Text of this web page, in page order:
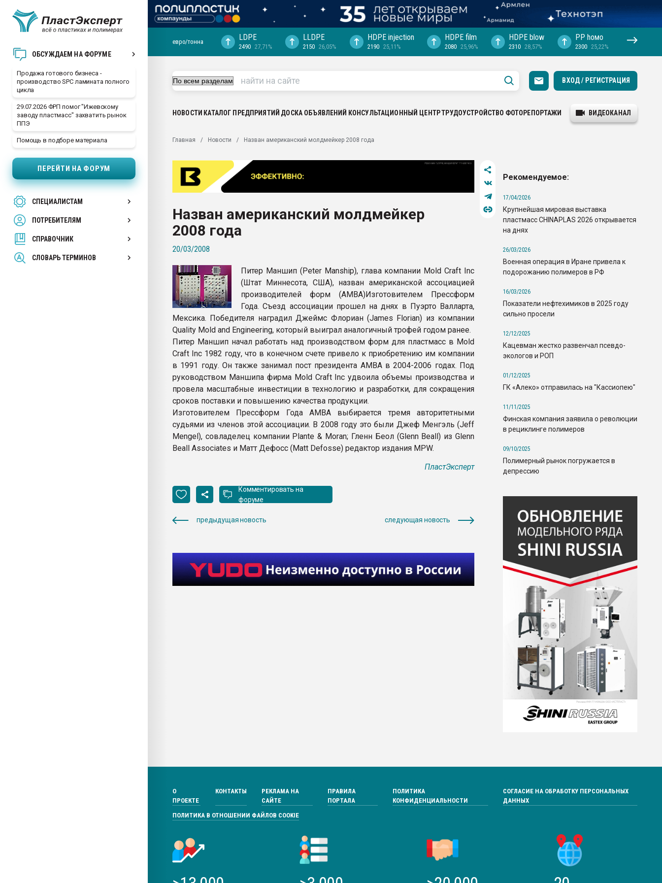
ОБСУЖДАЕМ НА ФОРУМЕ
Продажа готового бизнеса -
производство SPC ламината полного
цикла
29.07.2026 ФРП помог "Ижевскому
заводу пластмасс" захватить рынок
ППЭ
Помощь в подборе материала
ПЕРЕЙТИ НА ФОРУМ
СПЕЦИАЛИСТАМ
ПОТРЕБИТЕЛЯМ
СПРАВОЧНИК
СЛОВАРЬ ТЕРМИНОВ
28.07.2026 "Технониколь" довольна
Всё, что касается выдува ПЭТ
Материал поверхности пуансона для
Продам отходы Композиция
поликарбоната и АБС-пластика
Armaloy PC/ABS-1IM черный цвет
Профильная литература. Продажа,
покупка, обмен
евро/тонна LDPE
2490 27,71%
LLDPE
2150 26,05%
HDPE injection
2190 25,11%
HDPE film
2080 25,96%
HDPE blow
2310 28,57%
PP hомо
2300 25,22%
ВХОД / РЕГИСТРАЦИЯ
НОВОСТИ КАТАЛОГ ПРЕДПРИЯТИЙ ДОСКА ОБЪЯВЛЕНИЙ КОНСУЛЬТАЦИОННЫЙ ЦЕНТРТРУДОУСТРОЙСТВО ФОТОРЕПОРТАЖИ ВИДЕОКАНАЛ
Главная Новости Назван американский молдмейкер 2008 года
Назван американский молдмейкер
2008 года
20/03/2008
Питер Маншип (Peter Manship), глава компании Mold Craft Inc
(Штат Миннесота, США), назван американской ассоциацией
производителей форм (AMBA)Изготовителем Прессформ
Года. Съезд ассоциации прошел на днях в Пуэрто Валларта,
Мексика. Победителя наградил Джеймс Флориан (James Florian) из компании
Quality Mold and Engineering, который выиграл аналогичный трофей годом ранее.
Питер Маншип начал работать над производством форм для пластмасс в Mold
Craft Inc 1982 году, что в конечном счете привело к приобретению им компании
в 1991 году. Он также занимал пост президента AMBA в 2004-2006 годах. Под
руководством Маншипа фирма Mold Craft Inc удвоила объемы производства и
провела масштабные инвестиции в технологию и разработки, для сокращения
сроков поставки и повышению качества продукции.
Изготовителем Прессформ Года AMBA выбирается тремя авторитетными
судьями из членов этой ассоциации. В 2008 году это были Джеф Менгэль (Jeff
Mengel), совладелец компании Plante & Moran; Гленн Беол (Glenn Beall) из Glenn
Beall Associates и Матт Дефосс (Matt Defosse) редактор издания MPW.
ПластЭксперт
Комментировать на
форуме
предыдущая новость следующая новость
Рекомендуемое:
17/04/2026
Крупнейшая мировая выставка
пластмасс CHINAPLAS 2026 открывается
на днях
26/03/2026
Военная операция в Иране привела к
подорожанию полимеров в РФ
16/03/2026
Показатели нефтехимиков в 2025 году
сильно просели
12/12/2025
Кацевман жестко развенчал псевдо-
экологов и РОП
01/12/2025
ГК «Алеко» отправилась на "Кассиопею"
11/11/2025
Финская компания заявила о революции
в рециклинге полимеров
09/10/2025
Полимерный рынок погружается в
депрессию
О
ПРОЕКТЕ
КОНТАКТЫ
РЕКЛАМА НА
САЙТЕ
ПРАВИЛА
ПОРТАЛА
ПОЛИТИКА
КОНФИДЕНЦИАЛЬНОСТИ
СОГЛАСИЕ НА ОБРАБОТКУ ПЕРСОНАЛЬНЫХ
ДАННЫХ
ПОЛИТИКА В ОТНОШЕНИИ ФАЙЛОВ COOKIE